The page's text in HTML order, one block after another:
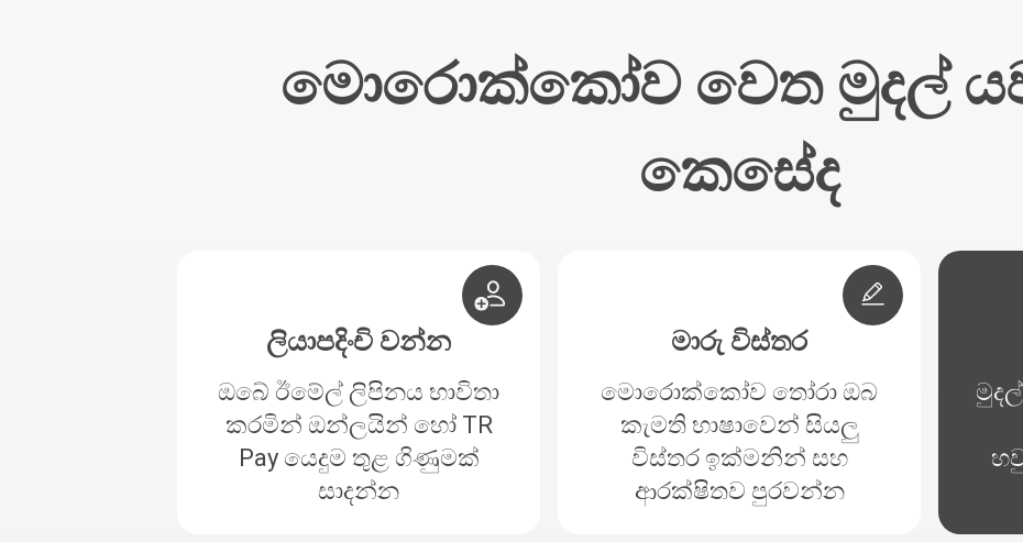
මොරොක්කෝව වෙත මුදල්
කෙසේද
ලියාපදිංචි වන්න
ඔබේ ඊමේල් ලිපිනය භාවිතා
කරමින් ඔන්ලයින් හෝ TR
Pay යෙදුම තුළ ගිණුමක්
සාදන්න
මාරු විස්තර
මොරොක්කෝව තෝරා ඔබ
කැමති භාෂාවෙන් සියලු
විස්තර ඉක්මනින් සහ
ආරක්ෂිතව පුරවන්න